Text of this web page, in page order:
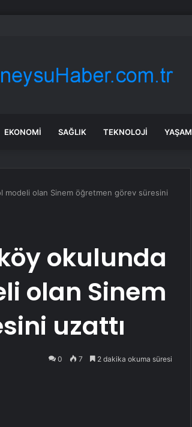
rakam verdi: Yarın akşama işaret etti
EKONOMI SAĞLIK TEKNOLOJI YAŞAM
modeli olan Sinem öğretmen görev süresini
okulunda
olan Sinem
uzattı
0 7 2 dakika okuma süresi